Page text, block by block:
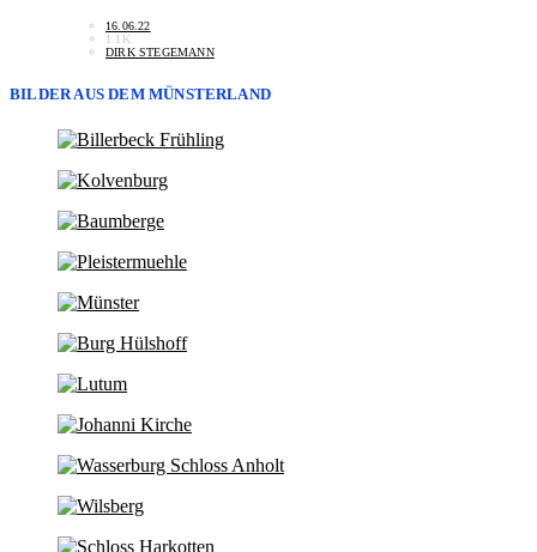
16.06.22
1.1K
DIRK STEGEMANN
BILDER AUS DEM MÜNSTERLAND